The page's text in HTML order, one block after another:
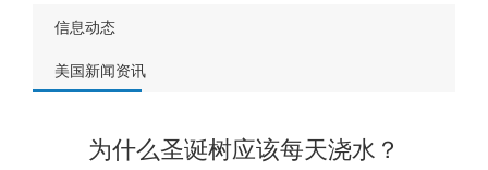
信息动态
美国新闻资讯
为什么圣诞树应该每天浇水？